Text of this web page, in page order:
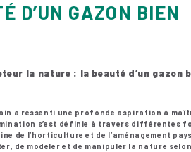
D’UN GAZON BIEN
la nature : la beauté d’un gazon
a ressenti une profonde aspiration à
s’est définie à travers différentes
de l’horticulture et de l’aménagement
de modeler et de manipuler la nature